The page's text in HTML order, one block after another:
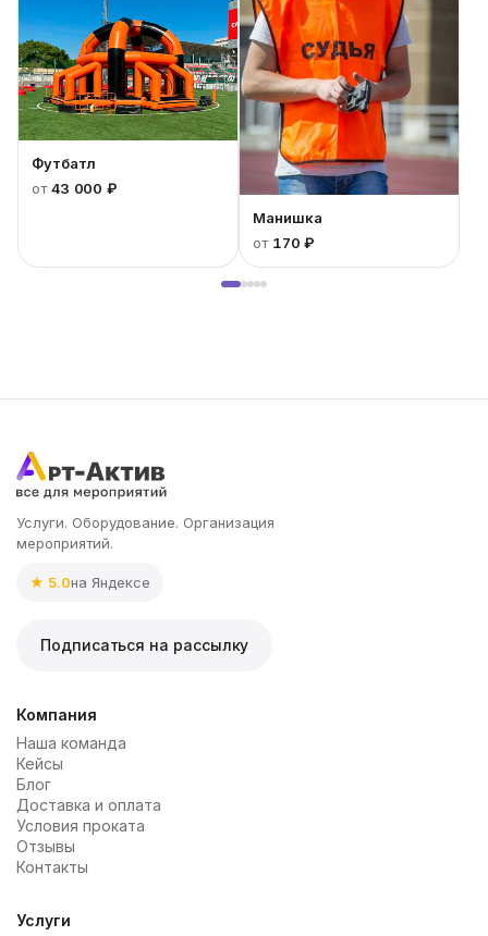
Футбатл
от43 000 ₽
Манишка
от 170 ₽
Услуги. Оборудование. Организация
мероприятий.
★ 5.0на Яндексе
Подписаться на рассылку
Компания
Наша команда
Кейсы
Блог
Доставка и оплата
Условия проката
Отзывы
Контакты
Услуги